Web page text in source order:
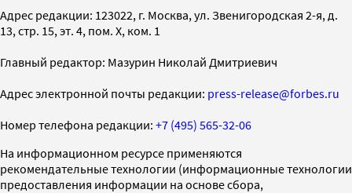
Адрес редакции: 123022, г. Москва, ул. Звенигородская 2-я, д.
13, стр. 15, эт. 4, пом. X, ком. 1
Главный редактор: Мазурин Николай Дмитриевич
Адрес электронной почты редакции: press-release@forbes.ru
Номер телефона редакции: +7 (495) 565-32-06
На информационном ресурсе применяются
рекомендательные технологии (информационные технологии
предоставления информации на основе сбора,